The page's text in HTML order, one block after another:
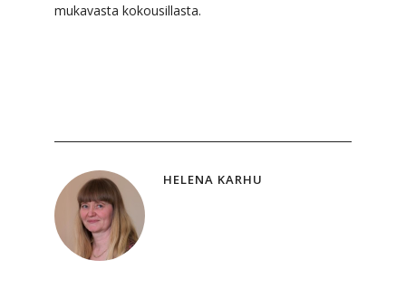
mukavasta kokousillasta.
HELENA KARHU